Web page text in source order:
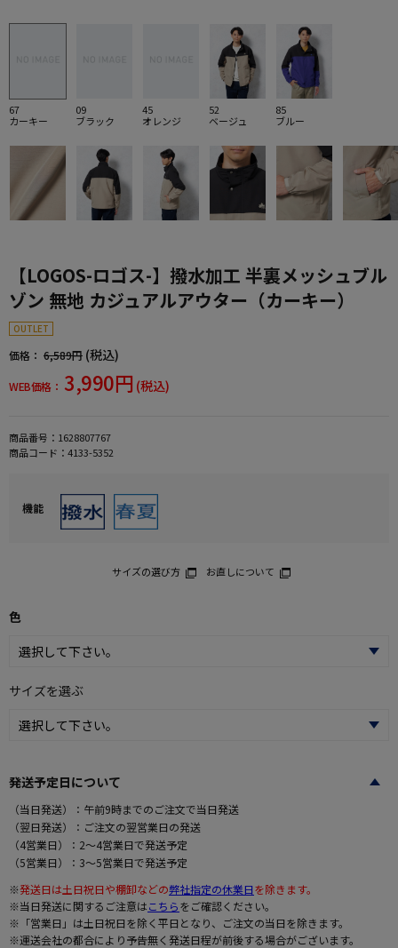
67
カーキー
09
ブラック
45
オレンジ
52
ベージュ
85
ブルー
【LOGOS-ロゴス-】撥水加工 半裏メッシュブル
ゾン 無地 カジュアルアウター（カーキー）
OUTLET
価格： 6,589円 (税込)
WEB価格： 3,990円 (税込)
商品番号： 1628807767
商品コード： 4133-5352
機能
サイズの選び方 お直しについて
色
サイズを選ぶ
発送予定日について
（当日発送）：午前9時までのご注文で当日発送
（翌日発送）：ご注文の翌営業日の発送
（4営業日）：2～4営業日で発送予定
（5営業日）：3～5営業日で発送予定
※発送日は土日祝日や棚卸などの弊社指定の休業日を除きます。
※当日発送に関するご注意はこちらをご確認ください。
※「営業日」は土日祝日を除く平日となり、ご注文の当日を除きます。
※運送会社の都合により予告無く発送日程が前後する場合がございます。